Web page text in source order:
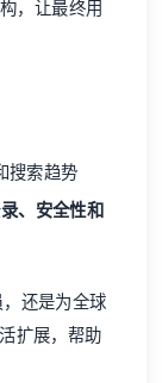
，让最终用
搜索趋势
、安全性和
还是为全球
扩展，帮助